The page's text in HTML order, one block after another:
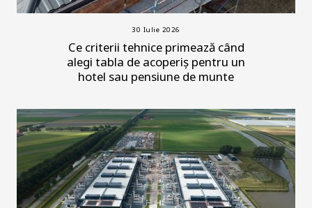
30 Iulie 2026
Ce criterii tehnice primează când
alegi tabla de acoperiș pentru un
hotel sau pensiune de munte